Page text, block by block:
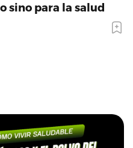
sino para la salud